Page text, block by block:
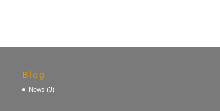
Blog
News (3)